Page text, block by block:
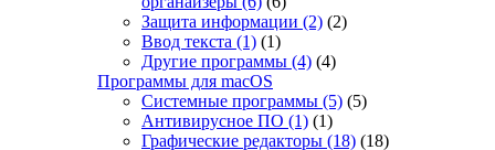
Защита информации (2) (2)
Ввод текста (1) (1)
Другие программы (4) (4)
Программы для macOS
Системные программы (5) (5)
Антивирусное ПО (1) (1)
Графические редакторы (18) (18)